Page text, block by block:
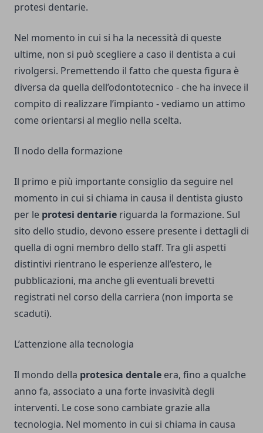
protesi dentarie.
Nel momento in cui si ha la necessità di queste
ultime, non si può scegliere a caso il dentista a cui
rivolgersi. Premettendo il fatto che questa figura è
diversa da quella dell’odontotecnico - che ha invece il
compito di realizzare l’impianto - vediamo un attimo
come orientarsi al meglio nella scelta.
Il nodo della formazione
Il primo e più importante consiglio da seguire nel
momento in cui si chiama in causa il dentista giusto
per le protesi dentarie riguarda la formazione. Sul
sito dello studio, devono essere presente i dettagli di
quella di ogni membro dello staff. Tra gli aspetti
distintivi rientrano le esperienze all’estero, le
pubblicazioni, ma anche gli eventuali brevetti
registrati nel corso della carriera (non importa se
scaduti).
L’attenzione alla tecnologia
Il mondo della protesica dentale era, fino a qualche
anno fa, associato a una forte invasività degli
interventi. Le cose sono cambiate grazie alla
tecnologia. Nel momento in cui si chiama in causa